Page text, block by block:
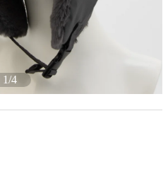
1/4